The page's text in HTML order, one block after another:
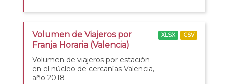
Volumen de Viajeros por
Franja Horaria (Valencia)
Volumen de viajeros por estación
en el núcleo de cercanías Valencia,
año 2018
XLSX CSV